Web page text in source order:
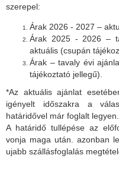
szerepel:
Árak 2026 - 2027 –
Árak 2025 - 2026 –
aktuális (csupán
Árak – tavaly évi
tájékoztató jellegű).
*Az aktuális ajánlat
igényelt időszakra a
határidővel már foglalt legyen.
A határidő tullépése az
vonja maga után. azonban
ujabb szállásfoglalás